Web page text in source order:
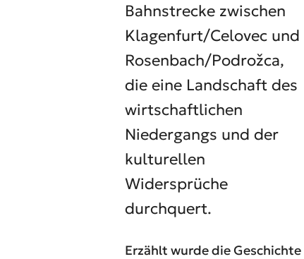
Bahnstrecke zwischen
Klagenfurt/Celovec und
Rosenbach/Podrožca,
die eine Landschaft des
wirtschaftlichen
Niedergangs und der
kulturellen
Widersprüche
durchquert.
Erzählt wurde die Geschichte